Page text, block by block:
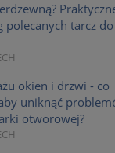
polecanych tarcz do
okien i drzwi - co
uniknąć
otworowej?